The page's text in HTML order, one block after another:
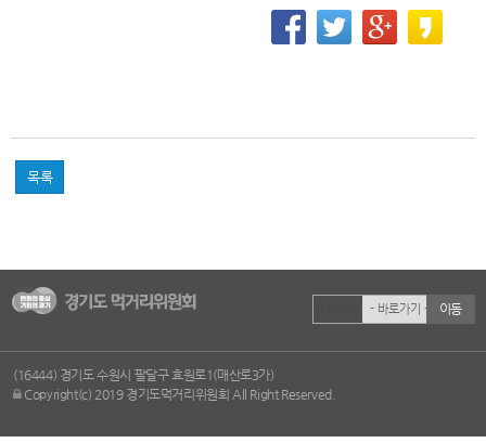
목록
(16444) 경기도 수원시 팔달구 효원로1(매산로3가)
Copyright(c) 2019 경기도먹거리위원회 All Right Reserved.
이동